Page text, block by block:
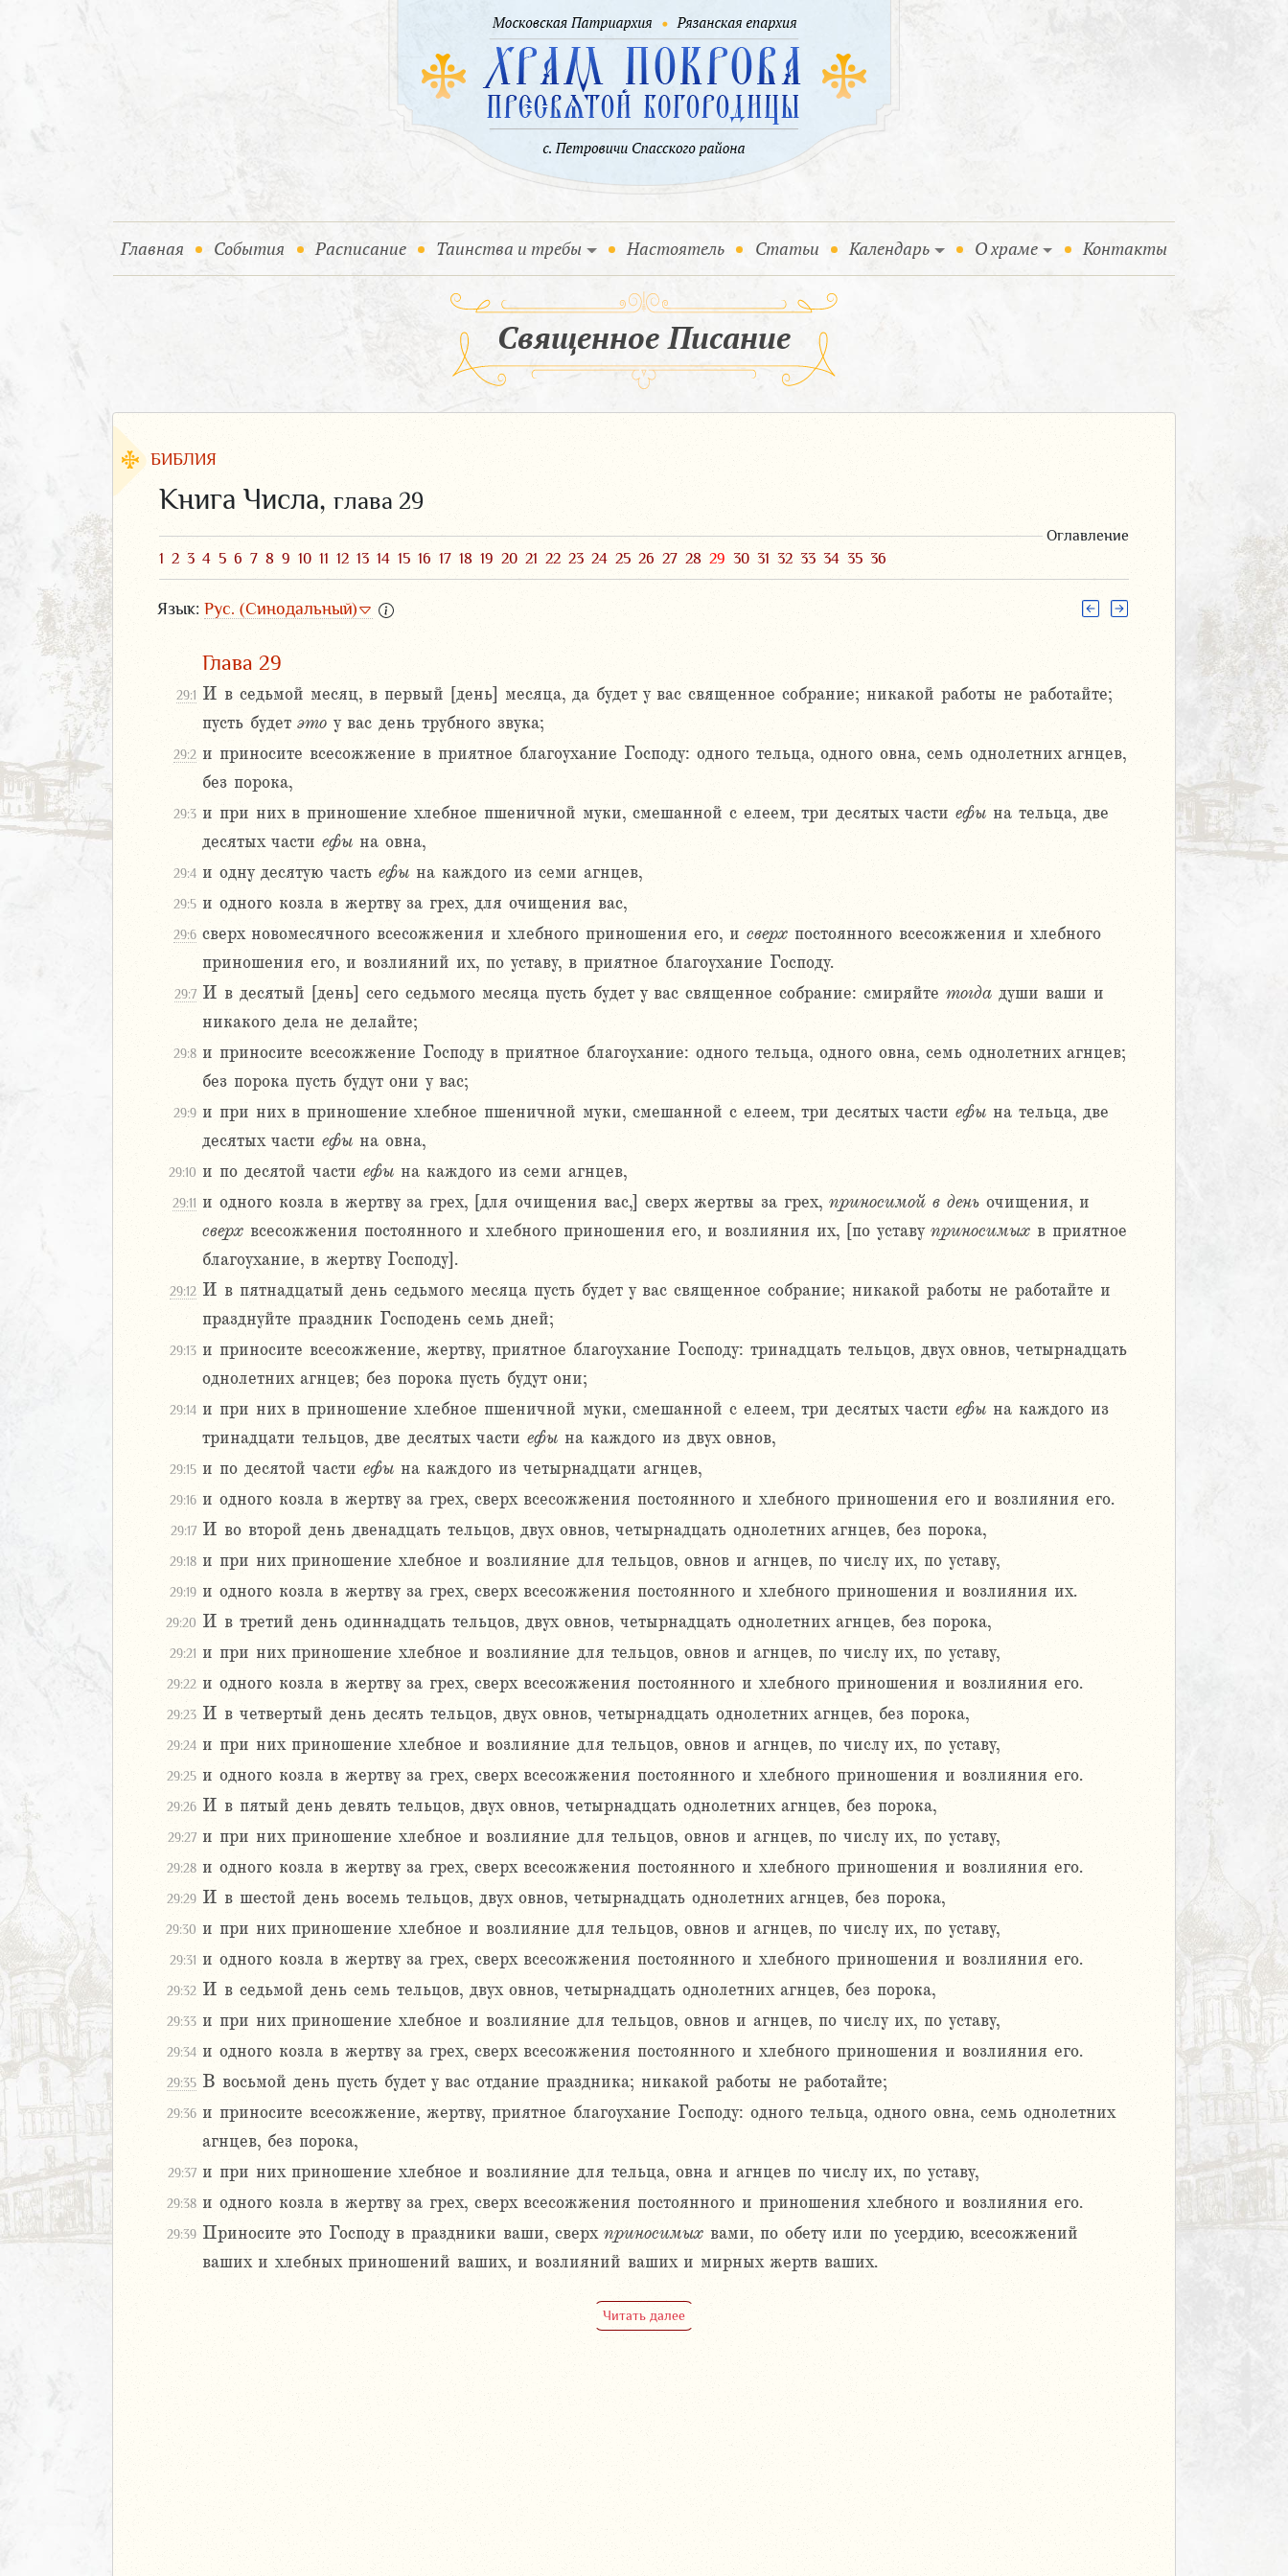
Главная (current)
События (current)
Расписание Таинства и требы Настоятель Статьи Календарь О храме Контакты
Священное Писание
БИБЛИЯ
Книга Числа, глава 29
Оглавление
1 2 3 4 5 6 7 8 9 10 11 12 13 14 15 16 17 18 19 20 21 22 23 24 25 26 27 28 29 30 31 32 33 34 35 36
Язык: Рус. (Синодальный)
Глава 29
29:1 И в седьмой месяц, в первый [день] месяца, да будет у вас священное собрание; никакой работы не работайте;
пусть будет это у вас день трубного звука;
29:2 и приносите всесожжение в приятное благоухание Господу: одного тельца, одного овна, семь однолетних агнцев,
без порока,
29:3 и при них в приношение хлебное пшеничной муки, смешанной с елеем, три десятых части ефы на тельца, две
десятых части ефы на овна,
29:4 и одну десятую часть ефы на каждого из семи агнцев,
29:5 и одного козла в жертву за грех, для очищения вас,
29:6 сверх новомесячного всесожжения и хлебного приношения его, и сверх постоянного всесожжения и хлебного
приношения его, и возлияний их, по уставу, в приятное благоухание Господу.
29:7 И в десятый [день] сего седьмого месяца пусть будет у вас священное собрание: смиряйте тогда души ваши и
никакого дела не делайте;
29:8 и приносите всесожжение Господу в приятное благоухание: одного тельца, одного овна, семь однолетних агнцев;
без порока пусть будут они у вас;
29:9 и при них в приношение хлебное пшеничной муки, смешанной с елеем, три десятых части ефы на тельца, две
десятых части ефы на овна,
29:10 и по десятой части ефы на каждого из семи агнцев,
29:11 и одного козла в жертву за грех, [для очищения вас,] сверх жертвы за грех, приносимой в день очищения, и
сверх всесожжения постоянного и хлебного приношения его, и возлияния их, [по уставу приносимых в приятное
благоухание, в жертву Господу].
29:12 И в пятнадцатый день седьмого месяца пусть будет у вас священное собрание; никакой работы не работайте и
празднуйте праздник Господень семь дней;
29:13 и приносите всесожжение, жертву, приятное благоухание Господу: тринадцать тельцов, двух овнов, четырнадцать
однолетних агнцев; без порока пусть будут они;
29:14 и при них в приношение хлебное пшеничной муки, смешанной с елеем, три десятых части ефы на каждого из
тринадцати тельцов, две десятых части ефына каждого из двух овнов,
29:15 и по десятой части ефы на каждого из четырнадцати агнцев,
29:16 и одного козла в жертву за грех, сверх всесожжения постоянного и хлебного приношения его и возлияния его.
29:17 И во второй день двенадцать тельцов, двух овнов, четырнадцать однолетних агнцев, без порока,
29:18 и при них приношение хлебное и возлияние для тельцов, овнов и агнцев, по числу их, по уставу,
29:19 и одного козла в жертву за грех, сверх всесожжения постоянного и хлебного приношения и возлияния их.
29:20 И в третий день одиннадцать тельцов, двух овнов, четырнадцать однолетних агнцев, без порока,
29:21 и при них приношение хлебное и возлияние для тельцов, овнов и агнцев, по числу их, по уставу,
29:22 и одного козла в жертву за грех, сверх всесожжения постоянного и хлебного приношения и возлияния его.
29:23 И в четвертый день десять тельцов, двух овнов, четырнадцать однолетних агнцев, без порока,
29:24 и при них приношение хлебное и возлияние для тельцов, овнов и агнцев, по числу их, по уставу,
29:25 и одного козла в жертву за грех, сверх всесожжения постоянного и хлебного приношения и возлияния его.
29:26 И в пятый день девять тельцов, двух овнов, четырнадцать однолетних агнцев, без порока,
29:27 и при них приношение хлебное и возлияние для тельцов, овнов и агнцев, по числу их, по уставу,
29:28 и одного козла в жертву за грех, сверх всесожжения постоянного и хлебного приношения и возлияния его.
29:29 И в шестой день восемь тельцов, двух овнов, четырнадцать однолетних агнцев, без порока,
29:30 и при них приношение хлебное и возлияние для тельцов, овнов и агнцев, по числу их, по уставу,
29:31 и одного козла в жертву за грех, сверх всесожжения постоянного и хлебного приношения и возлияния его.
29:32 И в седьмой день семь тельцов, двух овнов, четырнадцать однолетних агнцев, без порока,
29:33 и при них приношение хлебное и возлияние для тельцов, овнов и агнцев, по числу их, по уставу,
29:34 и одного козла в жертву за грех, сверх всесожжения постоянного и хлебного приношения и возлияния его.
29:35 В восьмой день пусть будет у вас отдание праздника; никакой работы не работайте;
29:36 и приносите всесожжение, жертву, приятное благоухание Господу: одного тельца, одного овна, семь однолетних
агнцев, без порока,
29:37 и при них приношение хлебное и возлияние для тельца, овна и агнцев по числу их, по уставу,
29:38 и одного козла в жертву за грех, сверх всесожжения постоянного и приношения хлебного и возлияния его.
29:39 Приносите это Господу в праздники ваши, сверх приносимых вами, по обету или по усердию, всесожжений
ваших и хлебных приношений ваших, и возлияний ваших и мирных жертв ваших.
Читать далее